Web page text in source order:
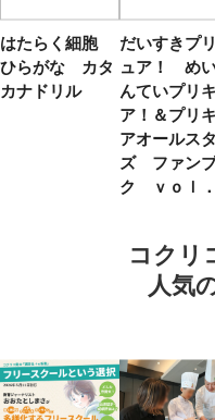
はたらく細胞
ひらがな カタ
カナドリル
だいすきプ
ュア！ め
んていプリ
ア！＆プリ
アオールス
ズ ファン
ク ｖｏｌ
コクリ
人気